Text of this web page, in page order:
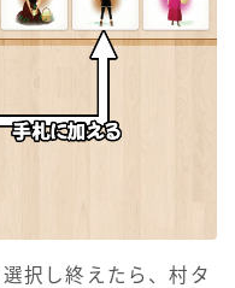
択し終えたら、村タ